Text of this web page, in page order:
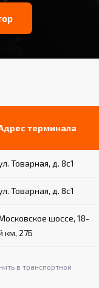
терминала
Товарная, д. 8с1
Товарная, д. 8с1
шоссе, 18-
км, 27Б
в транспортной